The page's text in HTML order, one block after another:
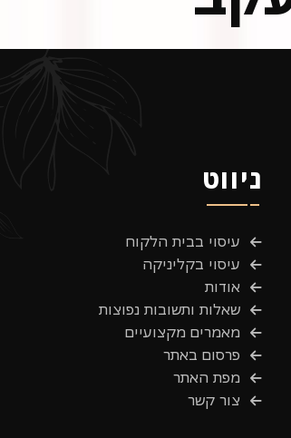
ניווט
עיסוי בבית הלקוח
עיסוי בקליניקה
אודות
שאלות ותשובות נפוצות
מאמרים מקצועיים
פרסום באתר
מפת האתר
צור קשר